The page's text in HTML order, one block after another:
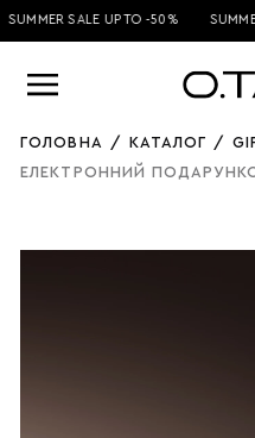
SALE UP TO -50%
ГОЛОВНА / КАТАЛОГ /
ЕЛЕКТРОННИЙ